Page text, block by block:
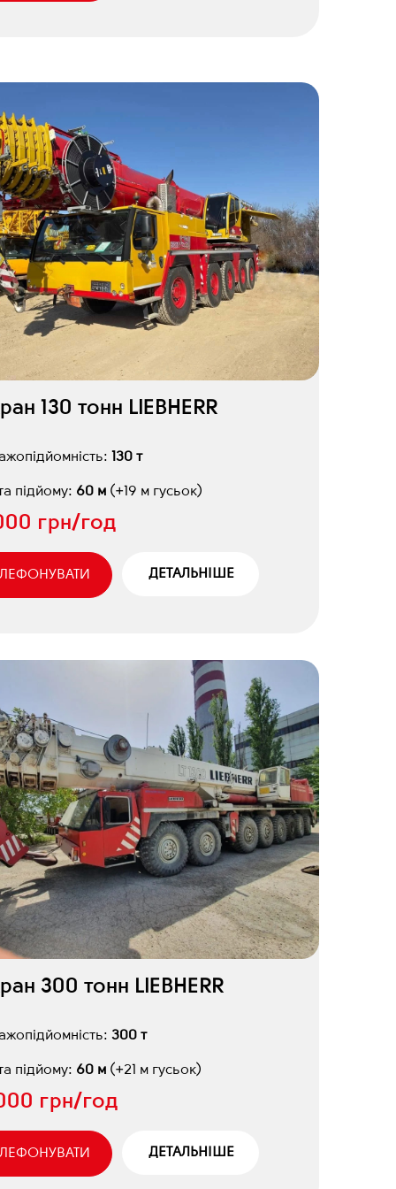
130 тонн LIEBHERR
130 т
підйому: 60 м (+19 м гусьок)
грн/год
ДЕТАЛЬНІШЕ
300 тонн LIEBHERR
300 т
підйому: 60 м (+21 м гусьок)
грн/год
ДЕТАЛЬНІШЕ